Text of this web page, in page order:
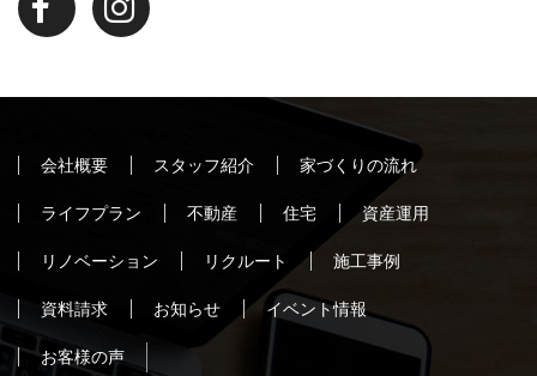
会社概要 スタッフ紹介 家づくりの流れ
ライフプラン 不動産 住宅 資産運用
リノベーション リクルート 施工事例
資料請求 お知らせ イベント情報
お客様の声